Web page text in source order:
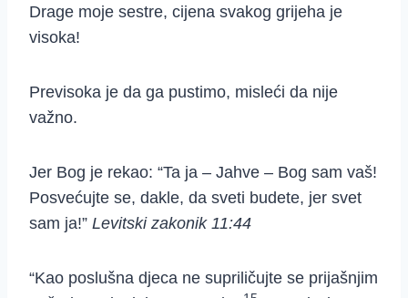
Drage moje sestre, cijena svakog grijeha je
visoka!
Previsoka je da ga pustimo, misleći da nije
važno.
Jer Bog je rekao: “Ta ja – Jahve – Bog sam vaš!
Posvećujte se, dakle, da sveti budete, jer svet
sam ja!” Levitski zakonik 11:44
“Kao poslušna djeca ne supriličujte se prijašnjim